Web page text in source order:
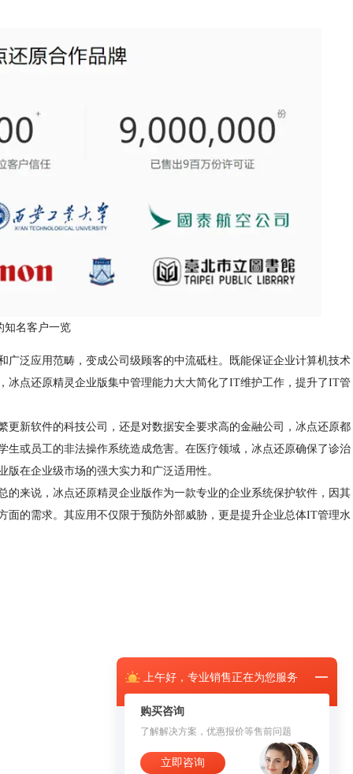
上午好， 专业销售正在为您服务
购买咨询
了解解决方案，优惠报价等售前问题
立即咨询
知名客户一览
应用范畴，变成公司级顾客的中流砥柱。既能保证企业计算机技术
点还原精灵企业版集中管理能力大大简化了IT维护工作，提升了IT管
软件的科技公司，还是对数据安全要求高的金融公司，冰点还原都
或员工的非法操作系统造成危害。在医疗领域，冰点还原确保了诊治
在企业级市场的强大实力和广泛适用性。
说，冰点还原精灵企业版作为一款专业的企业系统保护软件，因其
的需求。其应用不仅限于预防外部威胁，更是提升企业总体IT管理水